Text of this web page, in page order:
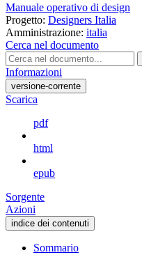
Manuale operativo di design
Progetto: Designers Italia
Amministrazione: italia
Cerca nel documento
Informazioni
versione-corrente
Scarica
pdf
html
epub
Sorgente
Azioni
indice dei contenuti
Sommario